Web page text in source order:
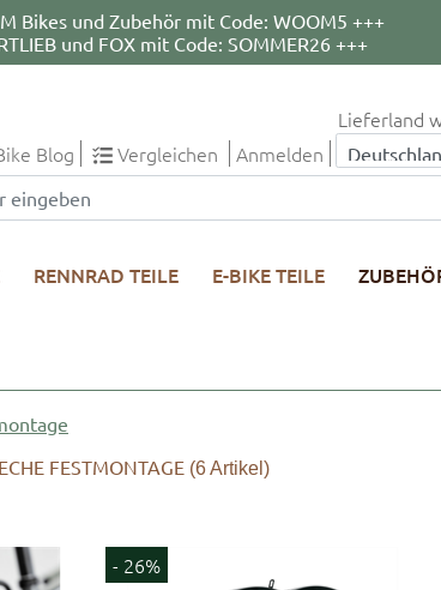
Bikes und Zubehör mit Code: WOOM5 +++
und FOX mit Code: SOMMER26 +++
Blog Vergleichen Anmelden
Lieferland
RENNRAD TEILE E-BIKE TEILE
FESTMONTAGE (6Artikel)
- 26%